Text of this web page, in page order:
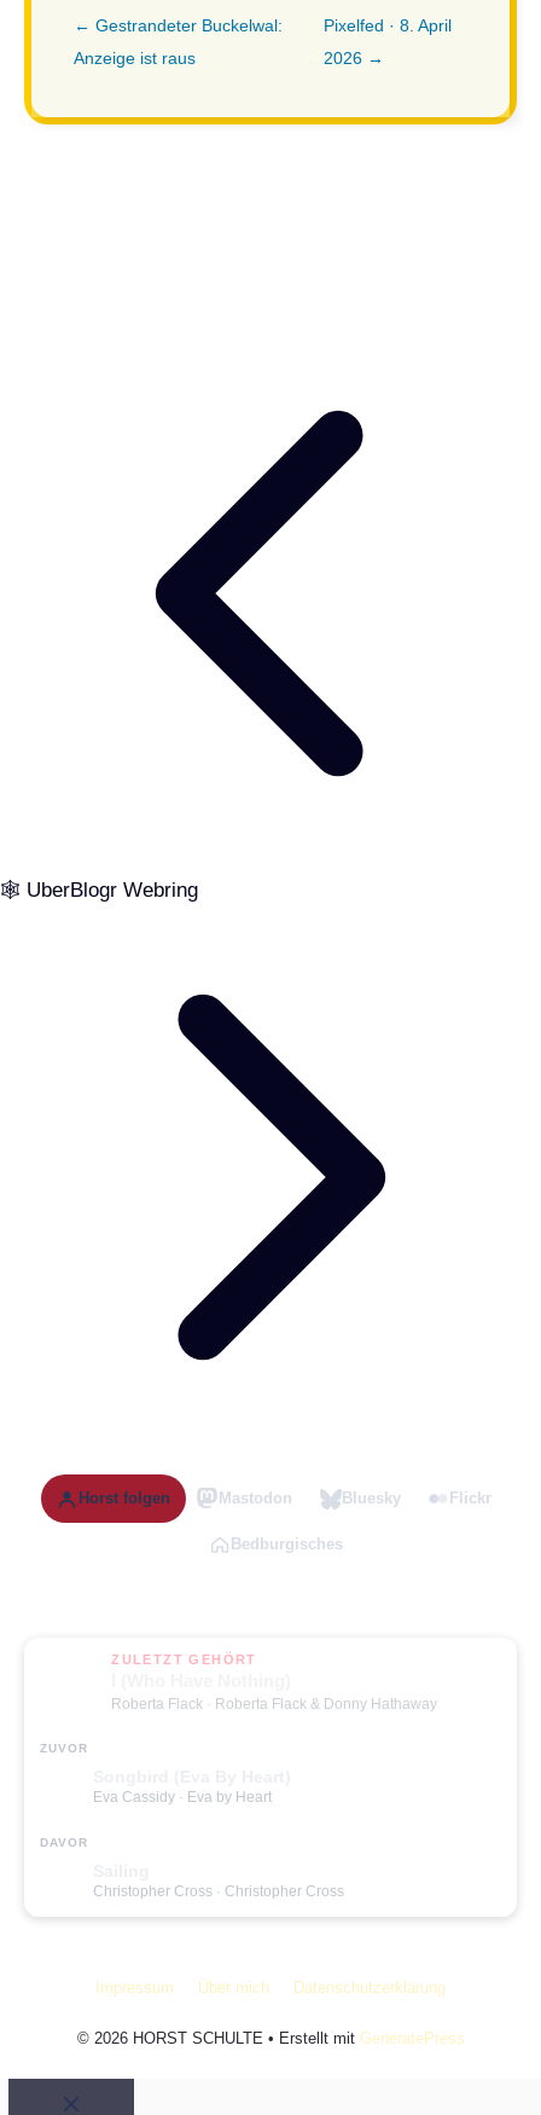
← Gestrandeter Buckelwal:
Anzeige ist raus
Pixelfed · 8. April
2026 →
🕸️ UberBlogr Webring
Horst folgen Mastodon Bluesky Flickr
Bedburgisches
ZULETZT GEHÖRT
Roberta Flack · Roberta Flack & Donny Hathaway
ZUVOR
Eva Cassidy · Eva by Heart
DAVOR
Christopher Cross · Christopher Cross
Impressum Über mich Datenschutzerklärung
© 2026 HORST SCHULTE • Erstellt mit GeneratePress